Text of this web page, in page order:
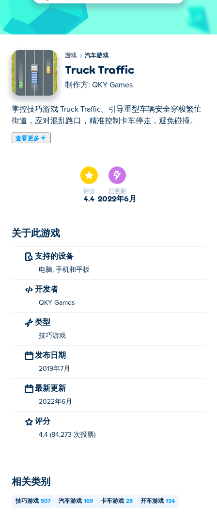
游戏 汽车游戏
Truck Traffic
制作方: QKY Games
掌控技巧游戏 Truck Traffic。引导重型车辆安全穿梭繁忙
街道，应对混乱路口，精准控制卡车停走，避免碰撞。
查看更多
评分
4.4
已更新
2022年6月
关于此游戏
支持的设备
电脑, 手机和平板
开发者
QKY Games
类型
技巧游戏
发布日期
2019年7月
最新更新
2022年6月
评分
4.4 (84,273 次投票)
相关类别
技巧游戏 507 汽车游戏 169 卡车游戏 28 开车游戏 134